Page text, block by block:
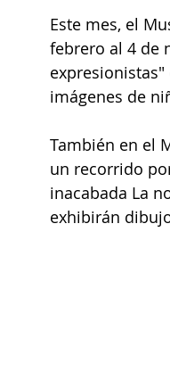
Este mes, el
febrero al 4 de
imágenes de
También en el
un recorrido
inacabada La
exhibirán